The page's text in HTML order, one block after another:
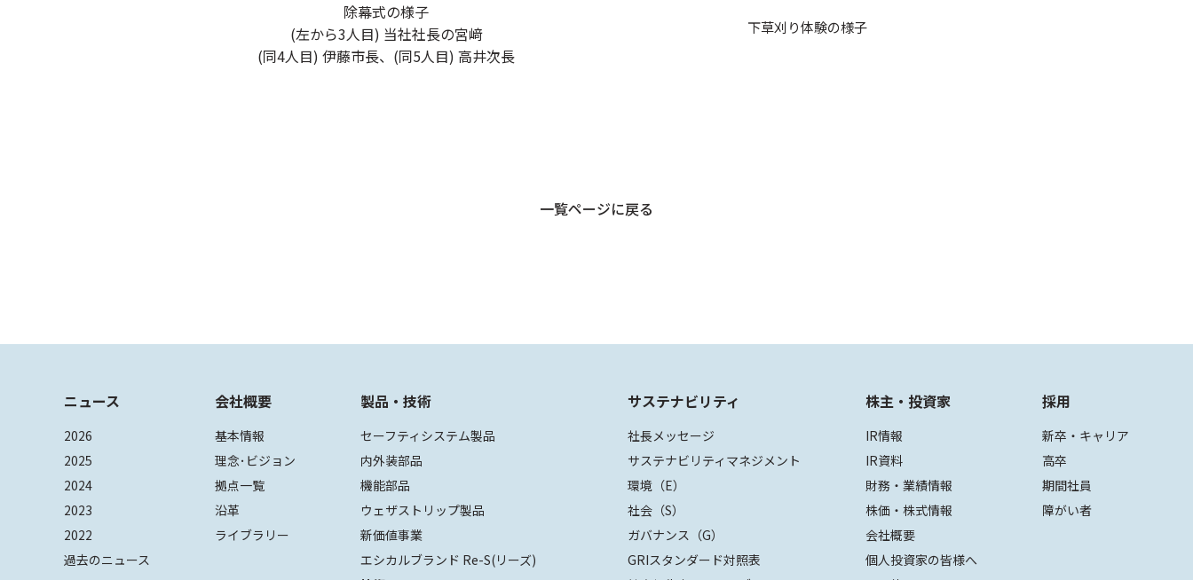
除幕式の様子
(左から3人目) 当社社長の宮﨑
(同4人目) 伊藤市長、(同5人目) 高井次長
下草刈り体験の様子
一覧ページに戻る
ニュース
2026
2025
2024
2023
2022
過去のニュース
会社概要
基本情報
理念･ビジョン
拠点一覧
沿革
ライブラリー
製品・技術
セーフティシステム製品
内外装部品
機能部品
ウェザストリップ製品
新価値事業
エシカルブランド Re-S(リーズ)
サステナビリティ
社長メッセージ
サステナビリティマネジメント
環境（E）
社会（S）
ガバナンス（G）
GRIスタンダード対照表
株主・投資家
IR情報
IR資料
財務・業績情報
株価・株式情報
会社概要
個人投資家の皆様へ
採用
新卒・キャリア
高卒
期間社員
障がい者